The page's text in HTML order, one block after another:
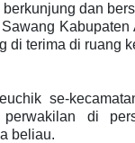
dan
Kabupaten
di terima di ruang
se-
perwakilan di
beliau.